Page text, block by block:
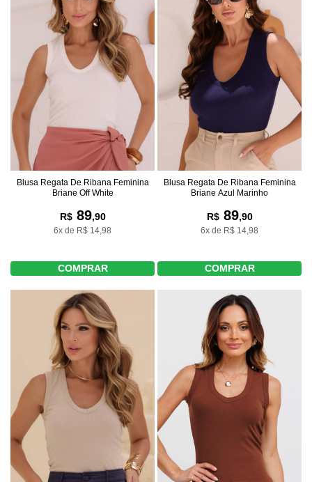
Blusa Regata De Ribana Feminina
Briane Off White
R$89,90
6x de R$ 14,98
COMPRAR
Blusa Regata De Ribana Feminina
Briane Azul Marinho
R$89,90
6x de R$ 14,98
COMPRAR